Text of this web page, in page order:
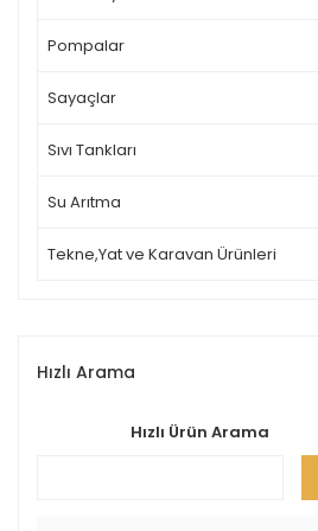
Pompalar
Sayaçlar
Sıvı Tankları
Su Arıtma
Tekne,Yat ve Karavan Ürünleri
Hızlı Arama
Hızlı Ürün Arama